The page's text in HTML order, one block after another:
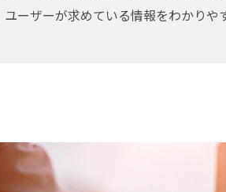
ーザーが求めている情報をわかりや